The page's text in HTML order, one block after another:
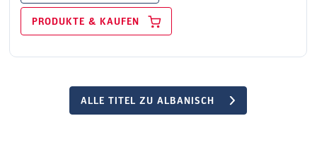
PRODUKTE & KAUFEN
ALLE TITEL ZU ALBANISCH